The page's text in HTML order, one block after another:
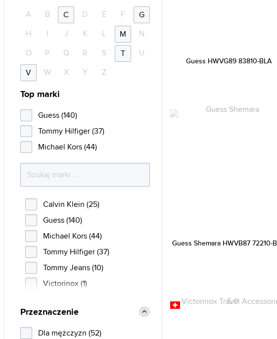
Guess HWVG89 83810-BLA
Guess Shemara HWVB87 72210-
A B C D E F
G
H
I J K L M
N
O
P Q R S T
U
V
W X Y Z
Top marki
Guess (140)
Tommy Hilfiger (37)
Michael Kors (44)
Calvin Klein (25)
Guess (140)
Michael Kors (44)
Tommy Hilfiger (37)
Tommy Jeans (10)
Victorinox (1)
Przeznaczenie
Dla mężczyzn (52)